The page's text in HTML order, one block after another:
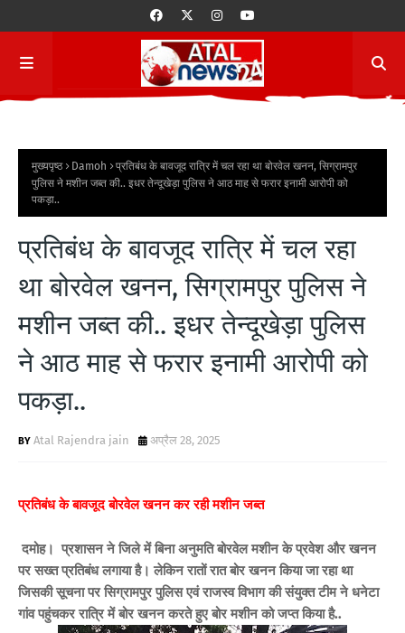
मुख्यपृष्ठ Damoh
प्रतिबंध के बावजूद रात्रि में चल रहा था बोरवेल खनन, सिग्रामपुर
पुलिस ने मशीन जब्त की.. इधर तेन्दूखेड़ा पुलिस ने आठ माह से फरार इनामी आरोपी को
पकड़ा..
प्रतिबंध के बावजूद रात्रि में चल रहा
था बोरवेल खनन, सिग्रामपुर पुलिस ने
मशीन जब्त की.. इधर तेन्दूखेड़ा पुलिस
ने आठ माह से फरार इनामी आरोपी को
पकड़ा..
Atal Rajendra jain अप्रैल 28, 2025
प्रतिबंध के बावजूद बोरवेल खनन कर रही मशीन जब्त
दमोह। प्रशासन ने जिले में बिना अनुमति बोरवेल मशीन के प्रवेश और खनन
पर सख्त प्रतिबंध लगाया है। लेकिन रातों रात बोर खनन किया जा रहा था
जिसकी सूचना पर सिग्रामपुर पुलिस एवं राजस्व विभाग की संयुक्त टीम ने धनेटा
गांव पहुंचकर रात्रि में बोर खनन करते हुए बोर मशीन को जप्त किया है..